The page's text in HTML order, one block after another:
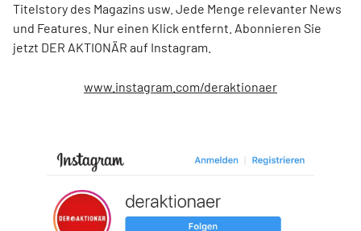
Titelstory des Magazins usw. Jede Menge relevanter News
und Features. Nur einen Klick entfernt. Abonnieren Sie
jetzt DER AKTIONÄR auf Instagram.
www.instagram.com/deraktionaer